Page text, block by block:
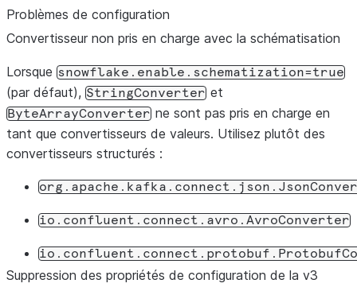
Problèmes de configuration
Convertisseur non pris en charge avec la schématisation
Lorsque snowflake.enable.schematization=true
(par défaut), StringConverter et
ByteArrayConverter ne sont pas pris en charge en
tant que convertisseurs de valeurs. Utilisez plutôt des
convertisseurs structurés :
io.confluent.connect.avro.AvroConverter
Suppression des propriétés de configuration de la v3